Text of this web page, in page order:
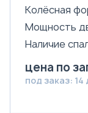
Колёсная
Мощность
Наличие
цена по
под заказ: 14